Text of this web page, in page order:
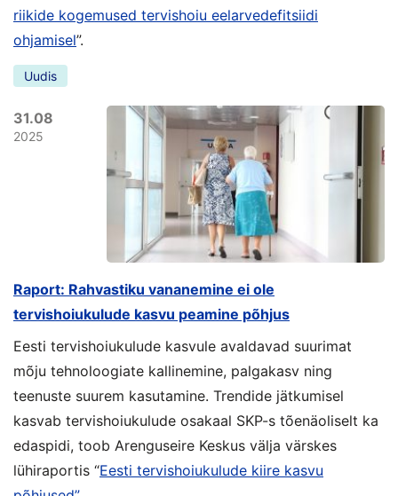
riikide kogemused tervishoiu eelarvedefitsiidi
ohjamisel”.
Uudis
31.08
2025
Raport: Rahvastiku vananemine ei ole
tervishoiukulude kasvu peamine põhjus
Eesti tervishoiukulude kasvule avaldavad suurimat
mõju tehnoloogiate kallinemine, palgakasv ning
teenuste suurem kasutamine. Trendide jätkumisel
kasvab tervishoiukulude osakaal SKP-s tõenäoliselt ka
edaspidi, toob Arenguseire Keskus välja värskes
lühiraportis “Eesti tervishoiukulude kiire kasvu